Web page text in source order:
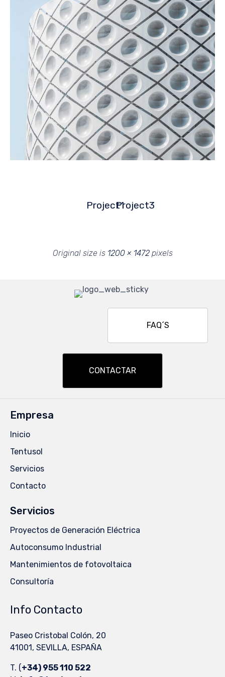
Project1Project3
Original size is 1200 × 1472pixels
FAQ´S
CONTACTAR
Empresa
Inicio
Tentusol
Servicios
Contacto
Servicios
Proyectos de Generación Eléctrica
Autoconsumo Industrial
Mantenimientos de fotovoltaica
Consultoría
Info Contacto
Paseo Cristobal Colón, 20
41001, SEVILLA, ESPAÑA
T. (+34) 955 110 522